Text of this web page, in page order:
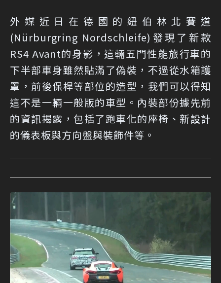
外媒近日在德國的紐伯林北賽道
(Nürburgring Nordschleife)發現了新款
RS4 Avant的身影，這輛五門性能旅行車的
下半部車身雖然貼滿了偽裝，不過從水箱護
罩，前後保桿等部位的造型，我們可以得知
這不是一輛一般版的車型。內裝部份據先前
的資訊揭露，包括了跑車化的座椅、新設計
的儀表板與方向盤與裝飾件等。